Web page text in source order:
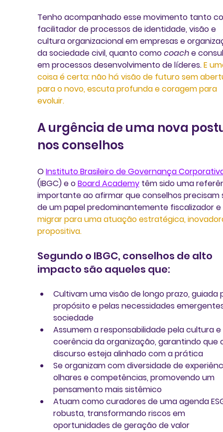
Tenho acompanhado esse movimento tanto
facilitador de processos de identidade, visão e
cultura organizacional em empresas e
da sociedade civil, quanto como coach e
em processos desenvolvimento de líderes. E
coisa é certa: não há visão de futuro sem
para o novo, escuta profunda e coragem para
evoluir.
A urgência de uma nova
nos conselhos
O Instituto Brasileiro de Governança
(IBGC) e o Board Academy têm sido uma
importante ao afirmar que conselhos precisam
de um papel predominantemente fiscalizador e
migrar para uma atuação estratégica,
propositiva.
Segundo o IBGC, conselhos de alto
impacto são aqueles que:
Cultivam uma visão de longo prazo, guiada
propósito e pelas necessidades
sociedade
Assumem a responsabilidade pela cultura e
coerência da organização, garantindo que
discurso esteja alinhado com a prática
Se organizam com diversidade de
olhares e competências, promovendo um
pensamento mais sistêmico
Atuam como curadores de uma agenda
robusta, transformando riscos em
oportunidades de geração de valor